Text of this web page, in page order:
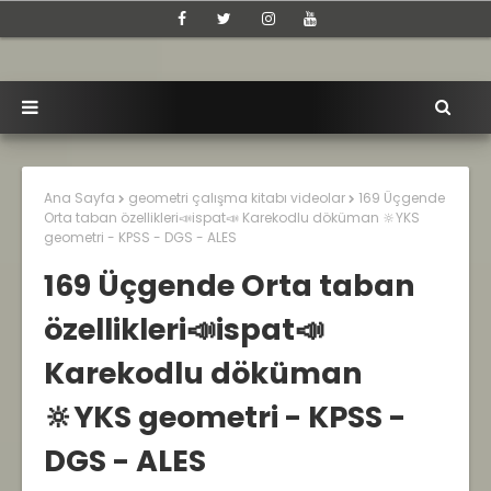
Ana Sayfa geometri çalışma kitabı videolar
169 Üçgende
Orta taban özellikleri📣ispat📣 Karekodlu döküman 🔆YKS
geometri - KPSS - DGS - ALES
169 Üçgende Orta taban
özellikleri📣ispat📣
Karekodlu döküman
🔆YKS geometri - KPSS -
DGS - ALES